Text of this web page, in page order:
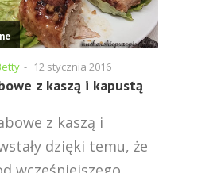
- 12 stycznia 2016
z kaszą i kapustą
z kaszą i
dzięki temu, że